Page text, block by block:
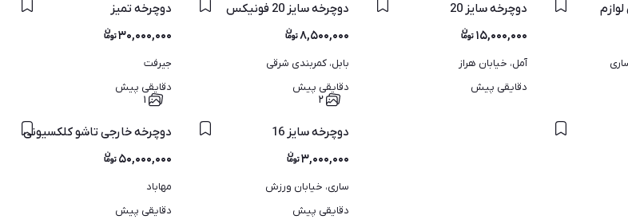
دوچرخه سایز 20
۱۵,۰۰۰,۰۰۰
آمل، خیابان هراز
دقایقی پیش
دوچرخه سایز 20 فونیکس
۸,۵۰۰,۰۰۰
بابل، کمربندی شرقی
دقایقی پیش
دوچرخه تمیز
۳۰,۰۰۰,۰۰۰
جیرفت
دقایقی پیش
۲
دوچرخه سایز 16
۳,۰۰۰,۰۰۰
ساری، خیابان ورزش
دقایقی پیش
۱
دوچرخه خارجی تاشو کلکسیونی
۵۰,۰۰۰,۰۰۰
مهاباد
دقایقی پیش